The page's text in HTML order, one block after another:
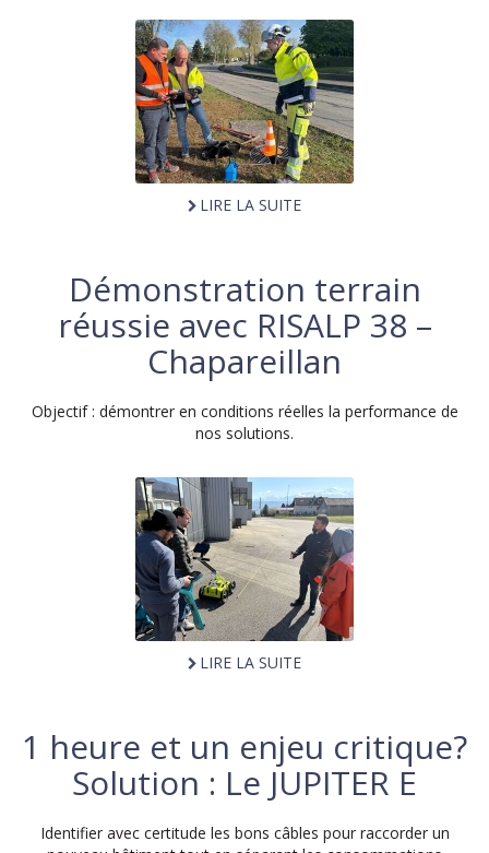
LIRE LA SUITE
Démonstration terrain
réussie avec RISALP 38 –
Chapareillan
Objectif : démontrer en conditions réelles la performance de
nos solutions.
LIRE LA SUITE
1 heure et un enjeu critique?
Solution : Le JUPITER E
Identifier avec certitude les bons câbles pour raccorder un